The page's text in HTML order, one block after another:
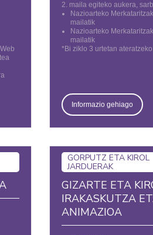
2. maila egiteko aukera,
Nazioarteko
mailatik
Nazioarteko
mailatik
*Bi ziklo 3 urtetan
Informazio gehiago
GORPUTZ ETA KIROL
JARDUERAK
GIZARTE ETA
IRAKASKUTZA
ANIMAZIOA